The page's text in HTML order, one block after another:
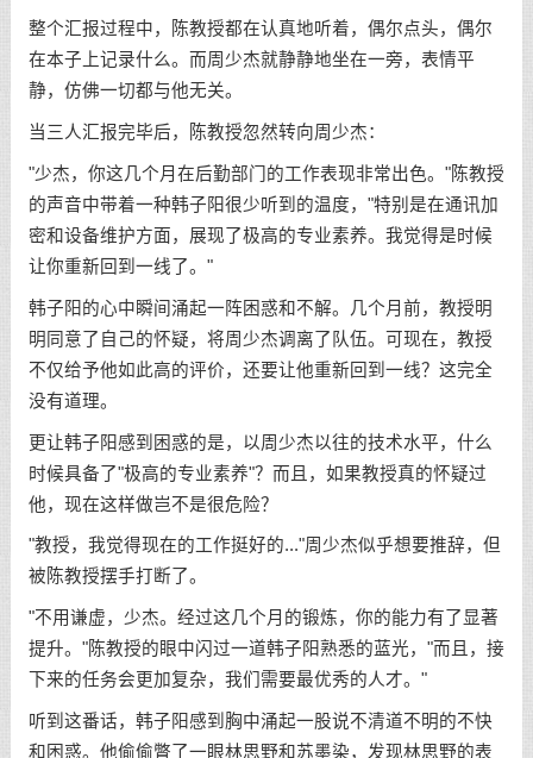
整个汇报过程中，陈教授都在认真地听着，偶尔点头，偶尔
在本子上记录什么。而周少杰就静静地坐在一旁，表情平
静，仿佛一切都与他无关。
当三人汇报完毕后，陈教授忽然转向周少杰：
"少杰，你这几个月在后勤部门的工作表现非常出色。"陈教授
的声音中带着一种韩子阳很少听到的温度，"特别是在通讯加
密和设备维护方面，展现了极高的专业素养。我觉得是时候
让你重新回到一线了。"
韩子阳的心中瞬间涌起一阵困惑和不解。几个月前，教授明
明同意了自己的怀疑，将周少杰调离了队伍。可现在，教授
不仅给予他如此高的评价，还要让他重新回到一线？这完全
没有道理。
更让韩子阳感到困惑的是，以周少杰以往的技术水平，什么
时候具备了"极高的专业素养"？而且，如果教授真的怀疑过
他，现在这样做岂不是很危险？
"教授，我觉得现在的工作挺好的..."周少杰似乎想要推辞，但
被陈教授摆手打断了。
"不用谦虚，少杰。经过这几个月的锻炼，你的能力有了显著
提升。"陈教授的眼中闪过一道韩子阳熟悉的蓝光，"而且，接
下来的任务会更加复杂，我们需要最优秀的人才。"
听到这番话，韩子阳感到胸中涌起一股说不清道不明的不快
和困惑。他偷偷瞥了一眼林思野和苏墨染，发现林思野的表